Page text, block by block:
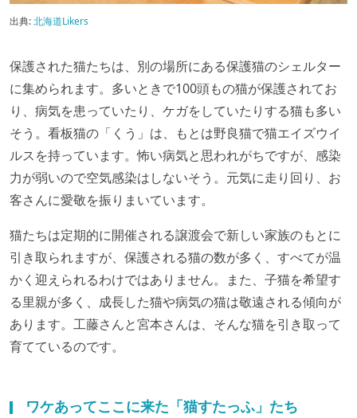
出典:北海道Likers
保護された猫たちは、別の場所にある保護猫のシェルター
に集められます。多いときで100頭もの猫が保護されてお
り、病気を患っていたり、ケガをしていたりする猫も多い
そう。看板猫の「くう」は、もとは野良猫で猫エイズウイ
ルスを持っています。怖い病気と思われがちですが、感染
力が弱いので空気感染はしないそう。元気に走り回り、お
客さんに愛敬を振りまいています。
猫たちは定期的に開催される譲渡会で新しい家族のもとに
引き取られますが、保護される猫の数が多く、すべてが温
かく迎えられるわけではありません。また、子猫を希望す
る里親が多く、成長した猫や病気の猫は敬遠される傾向が
あります。工藤さんと宮本さんは、そんな猫を引き取って
育てているのです。
ワケあってここに来た「猫すたっふ」たち